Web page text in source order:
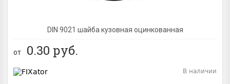
DIN 9021 шайба кузовная оцинкованная
от 0.30 руб.
В наличии